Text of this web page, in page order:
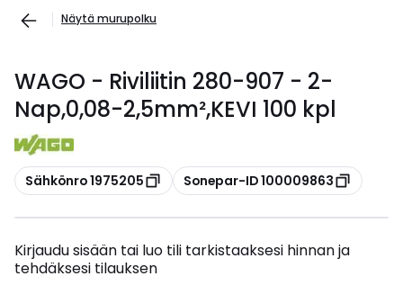
Näytä murupolku
WAGO - Riviliitin 280-907 - 2-
Nap,0,08-2,5mm²,KEVI 100 kpl
Kopioi
Sähkönro 1975205 Kopioi
Sonepar-ID 100009863
Kirjaudu sisään tai luo tili tarkistaaksesi hinnan ja
tehdäksesi tilauksen